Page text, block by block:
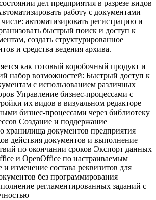
дел предприятия в разрезе видов
работу с документами
автоматизировать регистрацию и
быстрый поиск и доступ к
создать структурированное
и средства ведения архива.
как готовый коробочный продукт и
набор возможностей: Быстрый доступ к
с использованием различных
Управление бизнес-процессами с
их видов в визуальном редакторе
бизнес-процессами через библиотеку
Создание и поддержание
хранилища документов предприятия
действия документов и выполнение
по окончании сроков Экспорт данных
и OpenOffice по настраиваемым
изменение состава реквизитов для
без программирования
регламентированных заданий с